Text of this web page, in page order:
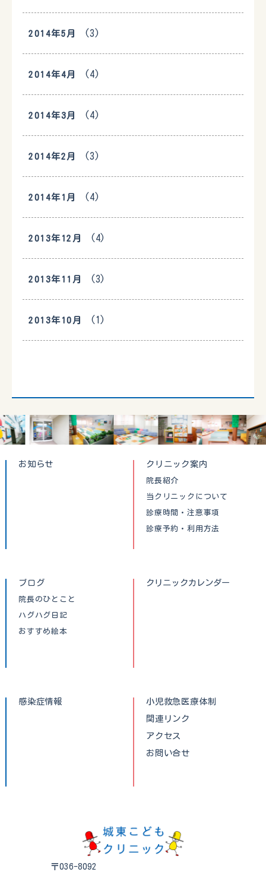
2014年5月 (3)
2014年4月 (4)
2014年3月 (4)
2014年2月 (3)
2014年1月 (4)
2013年12月 (4)
2013年11月 (3)
2013年10月 (1)
お知らせ クリニック案内
院長紹介
当クリニックについて
診療時間・注意事項
診療予約・利用方法
ブログ
院長のひとこと
ハグハグ日記
おすすめ絵本
クリニックカレンダー
感染症情報
小児救急医療体制
関連リンク
アクセス
お問い合せ
〒036-8092